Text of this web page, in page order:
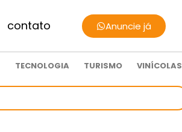
contato Anuncie já
TECNOLOGIA TURISMO VINÍCOLAS